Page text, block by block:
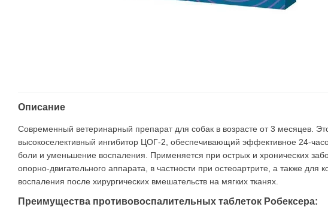
Описание
Современный ветеринарный препарат для собак в возрасте от 3 месяцев.
высокоселективный ингибитор ЦОГ-2, обеспечивающий эффективное 24-
боли и уменьшение воспаления. Применяется при острых и хронических
опорно-двигательного аппарата, в частности при остеоартрите, а также для
воспаления после хирургических вмешательств на мягких тканях.
Преимущества противовоспалительных таблеток Робексера: